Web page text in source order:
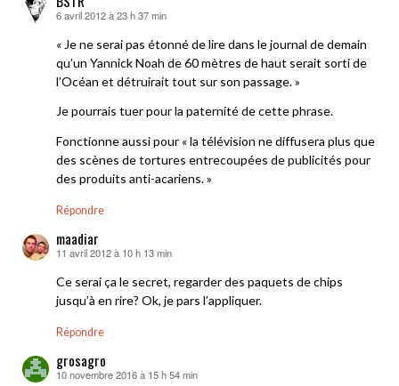
dit :
6 avril 2012 à 23 h 37 min
« Je ne serai pas étonné de lire dans le journal de demain
qu’un Yannick Noah de 60 mètres de haut serait sorti de
l’Océan et détruirait tout sur son passage. »
Je pourrais tuer pour la paternité de cette phrase.
Fonctionne aussi pour « la télévision ne diffusera plus que
des scènes de tortures entrecoupées de publicités pour
des produits anti-acariens. »
Répondre
maadiar
dit :
11 avril 2012 à 10 h 13 min
Ce serai ça le secret, regarder des paquets de chips
jusqu’à en rire? Ok, je pars l’appliquer.
Répondre
grosagro
dit :
10 novembre 2016 à 15 h 54 min